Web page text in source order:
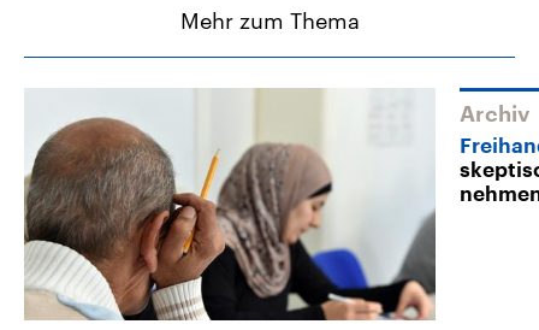
Mehr zum Thema
Archiv